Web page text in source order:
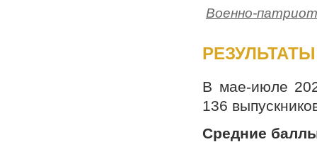
Военно-
В мае-июле
136
Средние